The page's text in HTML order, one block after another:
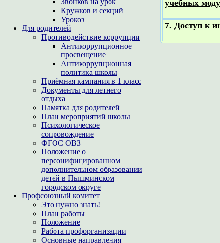
Звонков на урок
Кружков и секций
Уроков
Для родителей
Противодействие коррупции
Антикоррупционное
просвещение
Антикоррупционная
политика школы
Приёмная кампания в 1 класс
Документы для летнего
отдыха
Памятка для родителей
План мероприятий школы
Психологическое
сопровождение
ФГОС ОВЗ
Положение о
персонифицированном
дополнительном образовании
детей в Пышминском
городском округе
Профсоюзный комитет
Это нужно знать!
План работы
Положение
Работа профорганизации
Основные направления
учебных
7. Доступ к